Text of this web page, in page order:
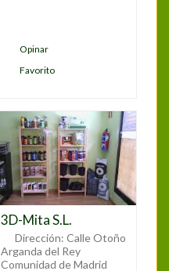
Opinar
Favorito
3D-Mita S.L.
Dirección: Calle Otoño
Arganda del Rey
Comunidad de Madrid